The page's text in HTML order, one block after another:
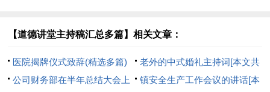
【道德讲堂主持稿汇总多篇】相关文章：
医院揭牌仪式致辞(精选多篇)
[本文共4127字]
老外的中式婚礼主持词[本文共
7237字]
公司财务部在半年总结大会上 镇安全生产工作会议的讲话[本